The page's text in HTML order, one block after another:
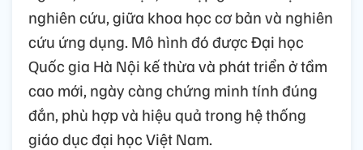
nghiên cứu, giữa khoa học cơ bản và nghiên
cứu ứng dụng. Mô hình đó được Đại học
Quốc gia Hà Nội kế thừa và phát triển ở tầm
cao mới, ngày càng chứng minh tính đúng
đắn, phù hợp và hiệu quả trong hệ thống
giáo dục đại học Việt Nam.